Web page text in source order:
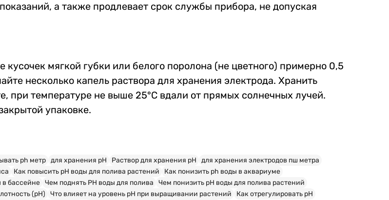
а также продлевает срок службы прибора, не допуская
мягкой губки или белого поролона (не цветного) примерно 0,5
несколько капель раствора для хранения электрода. Хранить
при температуре не выше 25°С вдали от прямых солнечных лучей.
упаковке.
ph метр для хранения рН Pаствор для хранения рН
для хранения электродов пш метра
Как повысить pH воды для полива растений
Как понизить ph воды в аквариуме
в бассейне Чем поднять PH воды для полива
Чем понизить pH воды для полива растений
(pH) Что влияет на уровень pH при выращивании растений
Как отрегулировать pH